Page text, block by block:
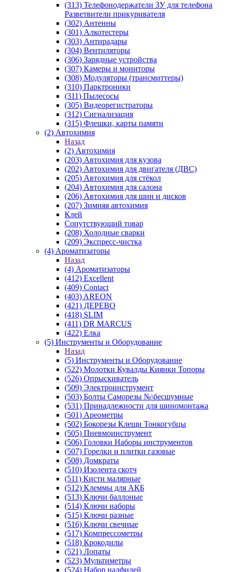
(313) Телефонодержатели ЗУ для телефона
Разветвители прикуривателя
(302) Антенны
(301) Алкотестеры
(303) Антирадары
(304) Вентиляторы
(306) Зарядные устройства
(307) Камеры и мониторы
(308) Модуляторы (трансмиттеры)
(310) Парктроники
(311) Пылесосы
(305) Видеорегистраторы
(312) Сигнализация
(315) Флешки, карты памяти
(2) Автохимия
Назад
(2) Автохимия
(203) Автохимия для кузова
(202) Автохимия для двигателя (ДВС)
(205) Автохимия для стёкол
(204) Автохимия для салона
(206) Автохимия для шин и дисков
(207) Зимняя автохимия
Клей
Сопутствующий товар
(208) Холодные сварки
(209) Экспреcс-чистка
(4) Ароматизаторы
Назад
(4) Ароматизаторы
(412) Excellent
(409) Contact
(403) AREON
(421) ДЕРЕВО
(418) SLIM
(411) DR MARCUS
(422) Елка
(5) Инструменты и Оборудование
Назад
(5) Инструменты и Оборудование
(522) Молотки Кувалды Киянки Топоры
(526) Опрыскиватель
(509) Электроинструмент
(503) Болты Саморезы №\бесшумные
(531) Принадлежности для шиномонтажа
(501) Ареометры
(502) Бокорезы Клещи Тонкогубцы
(505) Пневмоинструмент
(506) Головки Наборы инструментов
(507) Горелки и плитки газовые
(508) Домкраты
(510) Изолента скотч
(511) Кисти малярные
(512) Клеммы для АКБ
(513) Ключи баллоные
(514) Ключи наборы
(515) Ключи разные
(516) Ключи свечные
(517) Компрессометры
(518) Крокодилы
(521) Лопаты
(523) Мультиметры
(524) Набор надфилей